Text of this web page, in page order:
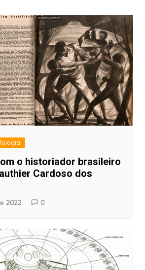
o historiador brasileiro
Cardoso dos
2022 0